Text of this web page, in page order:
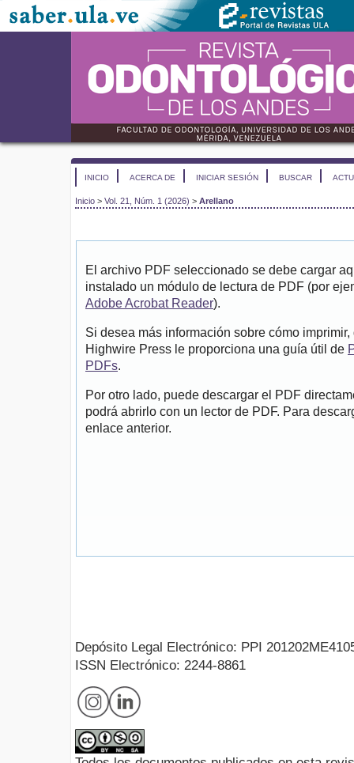
INICIO ACERCA DE INICIAR SESIÓN BUSCAR
Inicio > Vol. 21, Núm. 1 (2026) > Arellano
El archivo PDF seleccionado se debe cargar
instalado un módulo de lectura de PDF (por
Adobe Acrobat Reader).
Si desea más información sobre cómo
Highwire Press le proporciona una guía útil de
PDFs.
Por otro lado, puede descargar el PDF
podrá abrirlo con un lector de PDF. Para
enlace anterior.
Depósito Legal Electrónico: PPI
ISSN Electrónico: 2244-8861